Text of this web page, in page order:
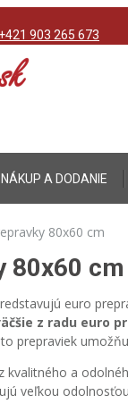
+421 903 265 673
NÁKUP A DODANIE
80x60 cm
80x60 cm
euro
z radu euro
prepraviek
kvalitného a
veľkou